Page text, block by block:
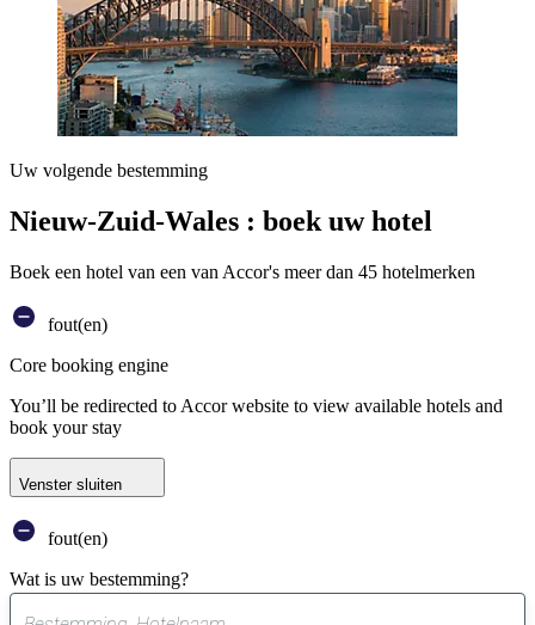
Uw volgende bestemming
Nieuw-Zuid-Wales : boek uw hotel
Boek een hotel van een van Accor's meer dan 45 hotelmerken
fout(en)
Core booking engine
You’ll be redirected to Accor website to view available hotels and
book your stay
Venster sluiten
fout(en)
Wat is uw bestemming?